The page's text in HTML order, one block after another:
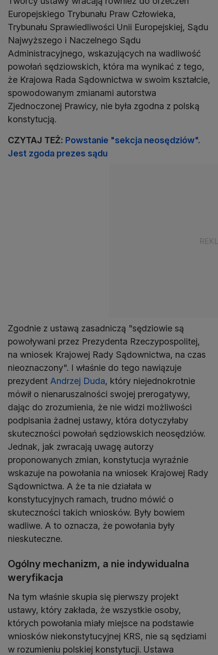
Europejskiego Trybunału Praw Człowieka,
Trybunału Sprawiedliwości Unii Europejskiej, Sądu
Najwyższego i Naczelnego Sądu
Administracyjnego, wskazujących na wadliwość
powołań sędziowskich, która ma wynikać z tego,
że Krajowa Rada Sądownictwa w swoim kształcie,
spowodowanym zmianami autorstwa
Zjednoczonej Prawicy, nie była zgodna z polską
konstytucją.
CZYTAJ TEŻ: Powstanie "sekcja neosędziów".
Jest zgoda prezes sądu
Zgodnie z ustawą zasadniczą "sędziowie są
powoływani przez Prezydenta Rzeczypospolitej,
na wniosek Krajowej Rady Sądownictwa, na czas
nieoznaczony". I właśnie do tego nawiązuje
prezydent Andrzej Duda, który niejednokrotnie
mówił o nienaruszalności swojej prerogatywy,
dając do zrozumienia, że nie widzi możliwości
podpisania żadnej ustawy, która dotyczyłaby
skuteczności powołań sędziowskich neosędziów.
Jednak, jak zwracają uwagę autorzy
proponowanych zmian, konstytucja wyraźnie
wskazuje na powołania na wniosek Krajowej Rady
Sądownictwa. A że ta nie działała w
konstytucyjnych ramach, trudno mówić o
skuteczności takich wniosków. Były bowiem
wadliwe. A to oznacza, że powołania były
nieskuteczne.
Ogólny mechanizm, a nie indywidualna
weryfikacja
Na tym właśnie skupia się pierwszy projekt
ustawy, który zakłada, że wszystkie osoby,
których powołania miały miejsce na podstawie
wniosków niekonstytucyjnej KRS, nie są sędziami
w rozumieniu polskiej konstytucji. Ustawa